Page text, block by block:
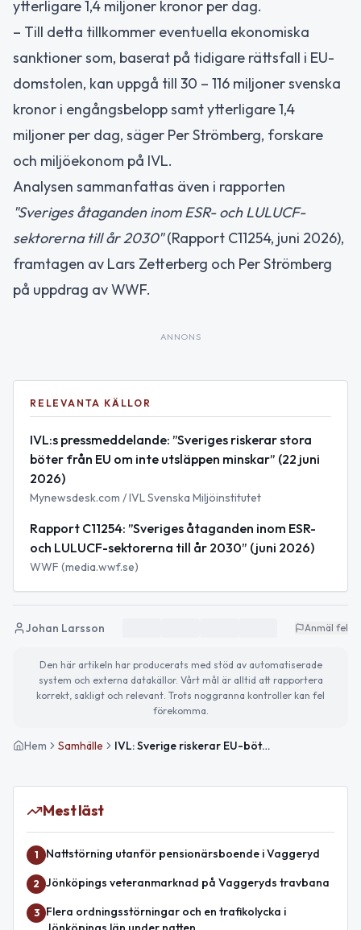
ytterligare 1,4 miljoner kronor per dag.
– Till detta tillkommer eventuella ekonomiska
sanktioner som, baserat på tidigare rättsfall i EU-
domstolen, kan uppgå till 30 – 116 miljoner svenska
kronor i engångsbelopp samt ytterligare 1,4
miljoner per dag, säger Per Strömberg, forskare
och miljöekonom på IVL.
Analysen sammanfattas även i rapporten
"Sveriges åtaganden inom ESR- och LULUCF-
sektorerna till år 2030"(Rapport C11254, juni 2026),
framtagen av Lars Zetterberg och Per Strömberg
på uppdrag av WWF.
ANNONS
RELEVANTA KÄLLOR
IVL:s pressmeddelande: ”Sveriges riskerar stora
böter från EU om inte utsläppen minskar” (22 juni
2026)
Mynewsdesk.com / IVL Svenska Miljöinstitutet
Rapport C11254: ”Sveriges åtaganden inom ESR-
och LULUCF-sektorerna till år 2030” (juni 2026)
WWF (media.wwf.se)
Johan Larsson Anmäl fel
Den här artikeln har producerats med stöd av automatiserade
system och externa datakällor. Vårt mål är alltid att rapportera
korrekt, sakligt och relevant. Trots noggranna kontroller kan fel
förekomma.
Hem Samhälle IVL: Sverige riskerar EU-böter om utsläppen inte minskar till 2030
Mest läst
1 Nattstörning utanför pensionärsboende i Vaggeryd
2 Jönköpings veteranmarknad på Vaggeryds travbana
3
Flera ordningsstörningar och en trafikolycka i